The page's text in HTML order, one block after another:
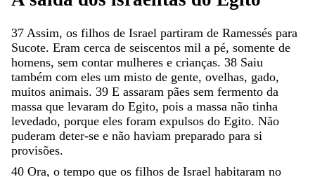
37 Assim, os filhos de Israel partiram de Ramessés para
Sucote. Eram cerca de seiscentos mil a pé, somente de
homens, sem contar mulheres e crianças. 38 Saiu
também com eles um misto de gente, ovelhas, gado,
muitos animais. 39 E assaram pães sem fermento da
massa que levaram do Egito, pois a massa não tinha
levedado, porque eles foram expulsos do Egito. Não
puderam deter-se e não haviam preparado para si
provisões.
40 Ora, o tempo que os filhos de Israel habitaram no